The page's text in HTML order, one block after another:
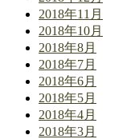
2018年11月
2018年10月
2018年8月
2018年7月
2018年6月
2018年5月
2018年4月
2018年3月